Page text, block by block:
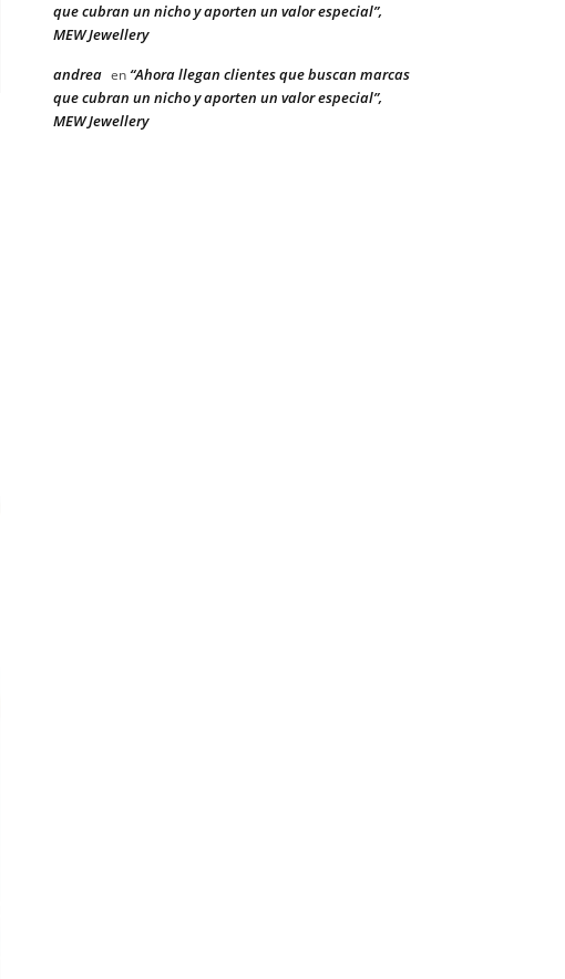
que cubran un nicho y aporten un valor especial”,
MEW Jewellery
andrea en “Ahora llegan clientes que buscan marcas
que cubran un nicho y aporten un valor especial”,
MEW Jewellery